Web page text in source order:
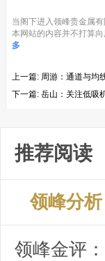
当阁下进入领峰贵金属
本网站的内容并不打算
多
上一篇: 周游：通道与均
下一篇: 岳山：关注低吸
推荐阅读
领峰分析